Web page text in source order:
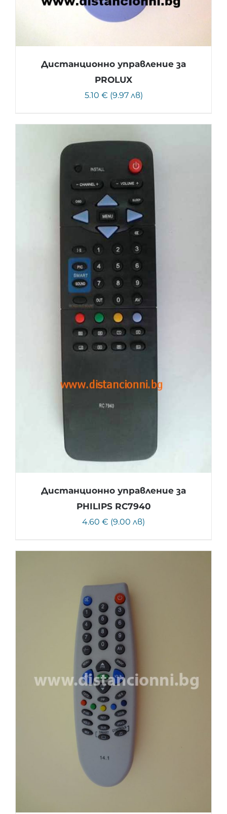
Дистанционно управление за
PROLUX
5.10 € (9.97 лв)
Дистанционно управление за
PHILIPS RC7940
4.60 € (9.00 лв)